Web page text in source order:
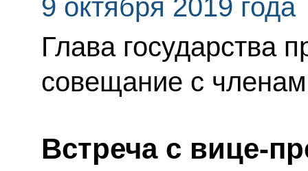
9 октября 2019 года
Глава государства
совещание с
Встреча с вице-